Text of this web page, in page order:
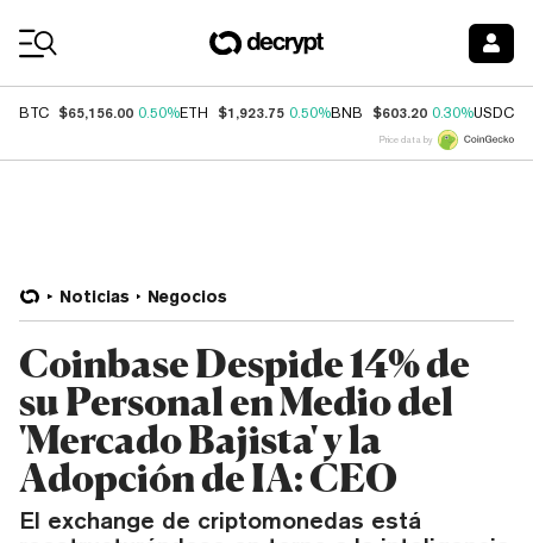
BTC $65,156.00 0.50%ETH $1,923.75 0.50%BNB $603.20 0.30%USDC
Price data by
Noticias Negocios
Coinbase Despide 14% de
su Personal en Medio del
'Mercado Bajista' y la
Adopción de IA: CEO
El exchange de criptomonedas está